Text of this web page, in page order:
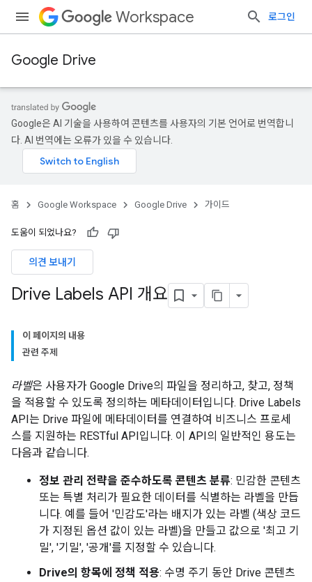
Workspace 로그인
Google Drive
Google은 AI 기술을 사용하여 콘텐츠를 사용자의 기본 언어로 번역합니
다. AI 번역에는 오류가 있을 수 있습니다.
홈 Google Workspace Google Drive 가이드
도움이 되었나요?
의견 보내기
Drive Labels API 개요
이 페이지의 내용
관련 주제
라벨은 사용자가 Google Drive의 파일을 정리하고, 찾고, 정책
을 적용할 수 있도록 정의하는 메타데이터입니다. Drive Labels
API는 Drive 파일에 메타데이터를 연결하여 비즈니스 프로세
스를 지원하는 RESTful API입니다. 이 API의 일반적인 용도는
다음과 같습니다.
정보 관리 전략을 준수하도록 콘텐츠 분류: 민감한 콘텐츠
또는 특별 처리가 필요한 데이터를 식별하는 라벨을 만듭
니다. 예를 들어 '민감도'라는 배지가 있는 라벨 (색상 코드
가 지정된 옵션 값이 있는 라벨)을 만들고 값으로 '최고 기
밀', '기밀', '공개'를 지정할 수 있습니다.
Drive의 항목에 정책 적용: 수명 주기 동안 Drive 콘텐츠